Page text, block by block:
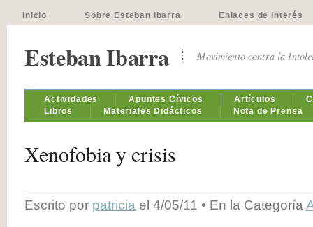
Inicio Sobre Esteban Ibarra Enlaces de interés
Esteban Ibarra Movimiento contra la
Actividades Apuntes Cívicos Artículos
Libros
Materiales Didácticos Nota de Prensa
Xenofobia y crisis
Escrito por patricia el 4/05/11 • En la Categoría